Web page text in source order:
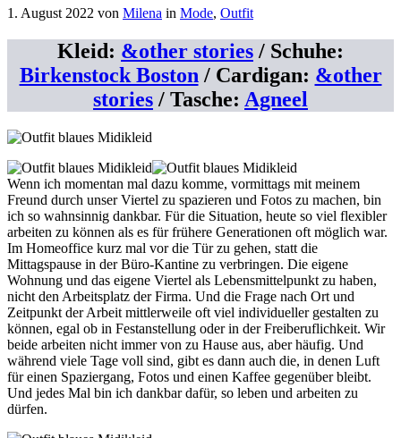
1. August 2022 von Milena in Mode, Outfit
Kleid: &other stories / Schuhe:
Birkenstock Boston / Cardigan: &other
stories / Tasche: Agneel
Wenn ich momentan mal dazu komme, vormittags mit meinem
Freund durch unser Viertel zu spazieren und Fotos zu machen, bin
ich so wahnsinnig dankbar. Für die Situation, heute so viel flexibler
arbeiten zu können als es für frühere Generationen oft möglich war.
Im Homeoffice kurz mal vor die Tür zu gehen, statt die
Mittagspause in der Büro-Kantine zu verbringen. Die eigene
Wohnung und das eigene Viertel als Lebensmittelpunkt zu haben,
nicht den Arbeitsplatz der Firma. Und die Frage nach Ort und
Zeitpunkt der Arbeit mittlerweile oft viel individueller gestalten zu
können, egal ob in Festanstellung oder in der Freiberuflichkeit. Wir
beide arbeiten nicht immer von zu Hause aus, aber häufig. Und
während viele Tage voll sind, gibt es dann auch die, in denen Luft
für einen Spaziergang, Fotos und einen Kaffee gegenüber bleibt.
Und jedes Mal bin ich dankbar dafür, so leben und arbeiten zu
dürfen.